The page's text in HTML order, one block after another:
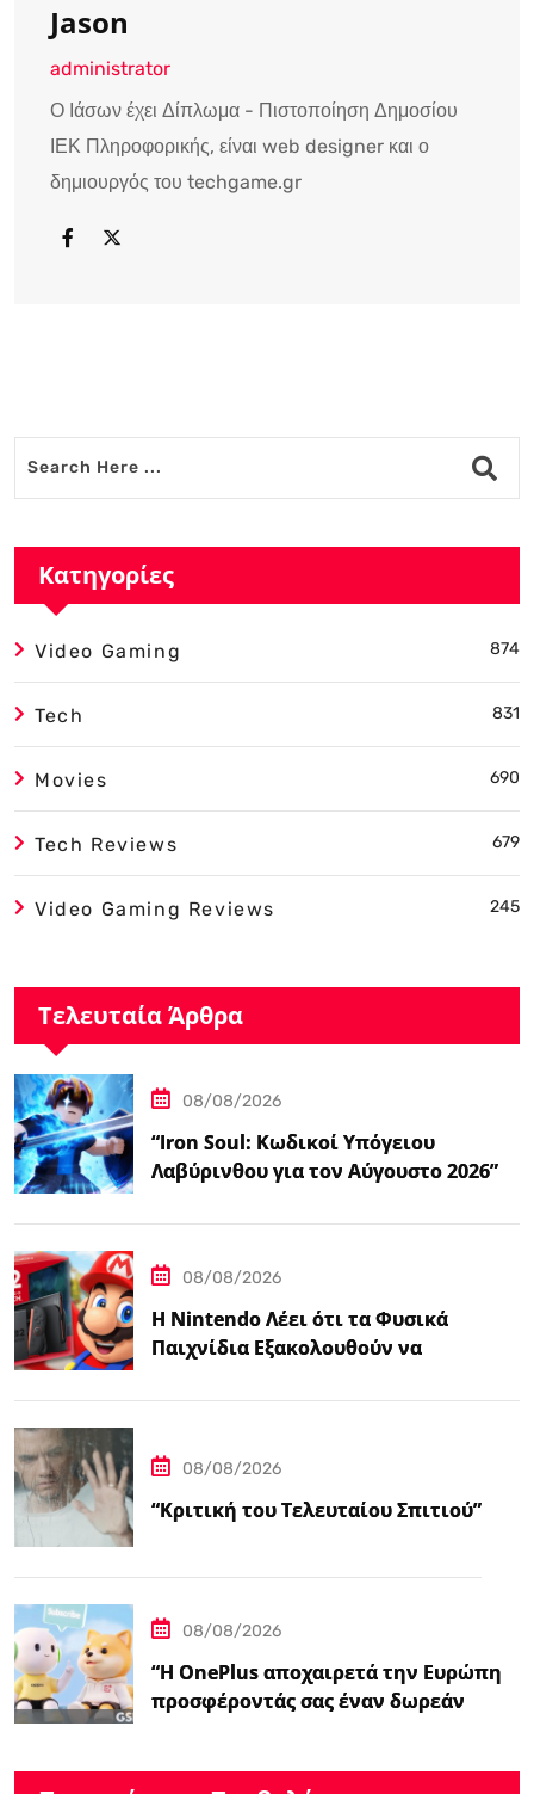
Jason
administrator
Ο Ιάσων έχει Δίπλωμα - Πιστοποίηση Δημοσίου
ΙΕΚ Πληροφορικής, είναι web designer και ο
δημιουργός του techgame.gr
Κατηγορίες
Video Gaming 874
Tech 831
Movies 690
Tech Reviews 679
Video Gaming Reviews 245
Τελευταία Άρθρα
08/08/2026
“Iron Soul: Κωδικοί Υπόγειου
Λαβύρινθου για τον Αύγουστο 2026”
08/08/2026
Η Nintendo Λέει ότι τα Φυσικά
Παιχνίδια Εξακολουθούν να
08/08/2026
“Κριτική του Τελευταίου Σπιτιού”
08/08/2026
“Η OnePlus αποχαιρετά την Ευρώπη
προσφέροντάς σας έναν δωρεάν